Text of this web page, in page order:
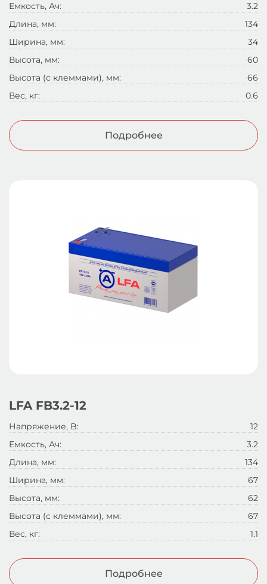
Емкость, Ач:
3.2
Длина, мм:
134
Ширина, мм:
34
Высота, мм:
60
Высота (с клеммами), мм:
66
Вес, кг:
0.6
Подробнее
LFA FB3.2-12
Напряжение, B:
12
Емкость, Ач:
3.2
Длина, мм:
134
Ширина, мм:
67
Высота, мм:
62
Высота (с клеммами), мм:
67
Вес, кг:
1.1
Подробнее